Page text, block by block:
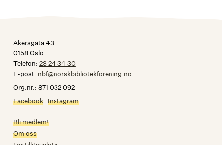
Akersgata 43
0158 Oslo
Telefon: 23 24 34 30
E-post: nbf@norskbibliotekforening.no
Org.nr.: 871 032 092
Facebook Instagram
Bli medlem!
Om oss